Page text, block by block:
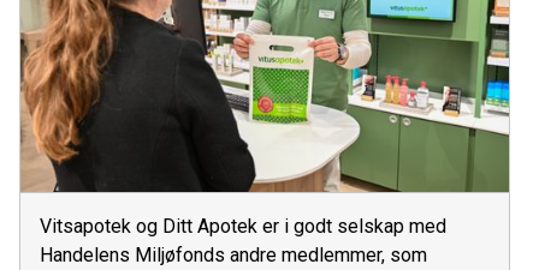
Vitsapotek og Ditt Apotek er i godt selskap med
Handelens Miljøfonds andre medlemmer, som